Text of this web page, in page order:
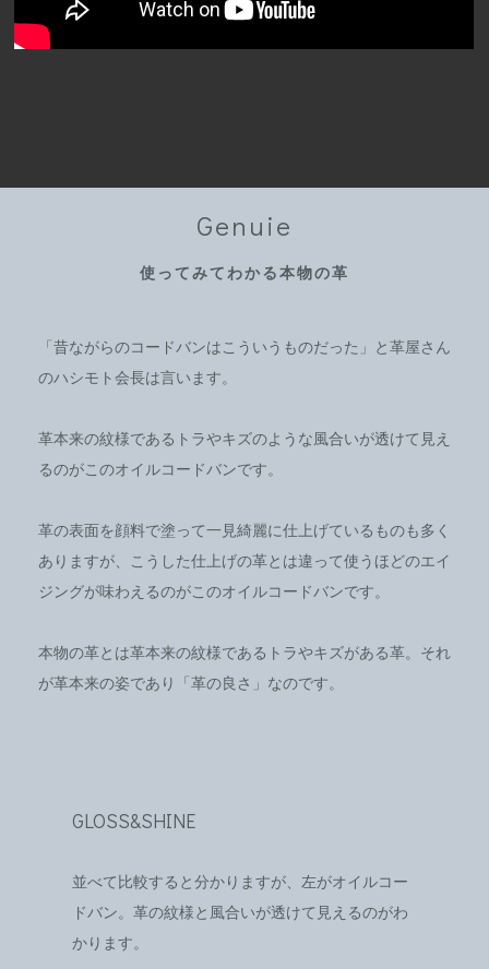
Genuie
使ってみてわかる本物の革
「昔ながらのコードバンはこういうものだった」と革屋さん
のハシモト会長は言います。
革本来の紋様であるトラやキズのような風合いが透けて見え
るのがこのオイルコードバンです。
革の表面を顔料で塗って一見綺麗に仕上げているものも多く
ありますが、こうした仕上げの革とは違って使うほどのエイ
ジングが味わえるのがこのオイルコードバンです。
本物の革とは革本来の紋様であるトラやキズがある革。それ
が革本来の姿であり「革の良さ」なのです。
GLOSS&SHINE
並べて比較すると分かりますが、左がオイルコー
ドバン。革の紋様と風合いが透けて見えるのがわ
かります。